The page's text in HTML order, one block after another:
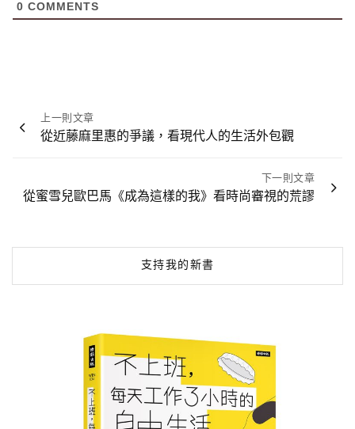
0 COMMENTS
文
章
上一則文章
從近藤麻里惠的爭議，看現代人的生活外包觀
下一則文章
從蜜雪兒歐巴馬《成為這樣的我》看時尚審視的荒謬
支持我的新書